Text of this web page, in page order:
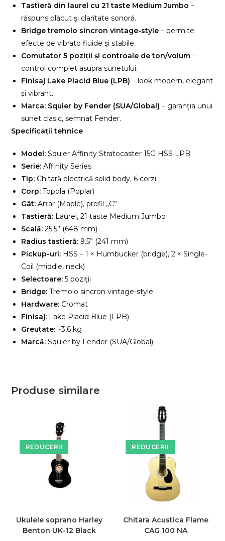
Tastieră din laurel cu 21 taste Medium Jumbo –
răspuns plăcut și claritate sonoră.
Bridge tremolo sincron vintage-style – permite
efecte de vibrato fluide și stabile.
Comutator 5 poziții și controale de ton/volum –
control complet asupra sunetului.
Finisaj Lake Placid Blue (LPB) – look modern, elegant
și vibrant.
Marca: Squier by Fender (SUA/Global) – garanția unui
sunet clasic, semnat Fender.
Specificații tehnice
Model: Squier Affinity Stratocaster 15G HSS LPB
Serie: Affinity Series
Tip: Chitară electrică solid body, 6 corzi
Corp: Topola (Poplar)
Gât: Arțar (Maple), profil „C”
Tastieră: Laurel, 21 taste Medium Jumbo
Scală: 25.5” (648 mm)
Radius tastieră: 9.5” (241 mm)
Pickup-uri: HSS – 1 × Humbucker (bridge), 2 × Single-
Coil (middle, neck)
Selectoare: 5 poziții
Bridge: Tremolo sincron vintage-style
Hardware: Cromat
Finisaj: Lake Placid Blue (LPB)
Greutate: ~3,6 kg
Marcă: Squier by Fender (SUA/Global)
Produse similare
REDUCERI!
Ukulele soprano Harley
Benton UK-12 Black
REDUCERI!
Chitara Acustica Flame
CAG 100 NA